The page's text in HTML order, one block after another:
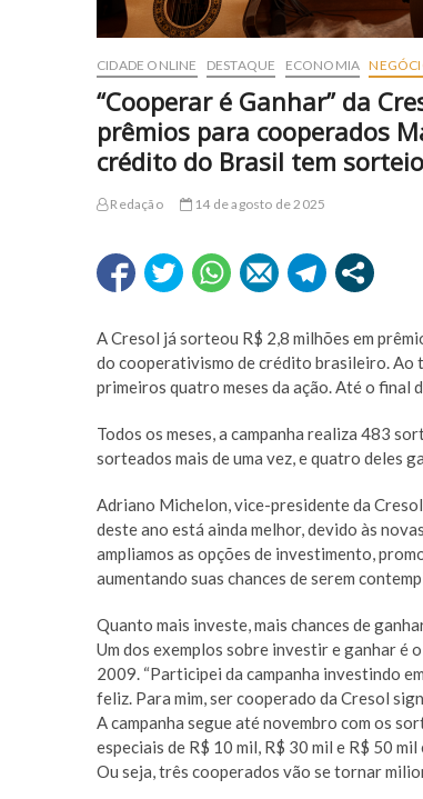
CIDADE ONLINE DESTAQUE ECONOMIA
“Cooperar é Ganhar” da
prêmios para cooperados
crédito do Brasil tem
Redação 14 de agosto de 2025
A Cresol já sorteou R$ 2,8 milhões em
do cooperativismo de crédito brasileiro. Ao
primeiros quatro meses da ação. Até o final
Todos os meses, a campanha realiza 483
sorteados mais de uma vez, e quatro deles
Adriano Michelon, vice-presidente da
deste ano está ainda melhor, devido às
ampliamos as opções de investimento,
aumentando suas chances de serem
Quanto mais investe, mais chances de
Um dos exemplos sobre investir e ganhar é
2009. “Participei da campanha investindo
feliz. Para mim, ser cooperado da Cresol
A campanha segue até novembro com os
especiais de R$ 10 mil, R$ 30 mil e R$ 50
Ou seja, três cooperados vão se tornar